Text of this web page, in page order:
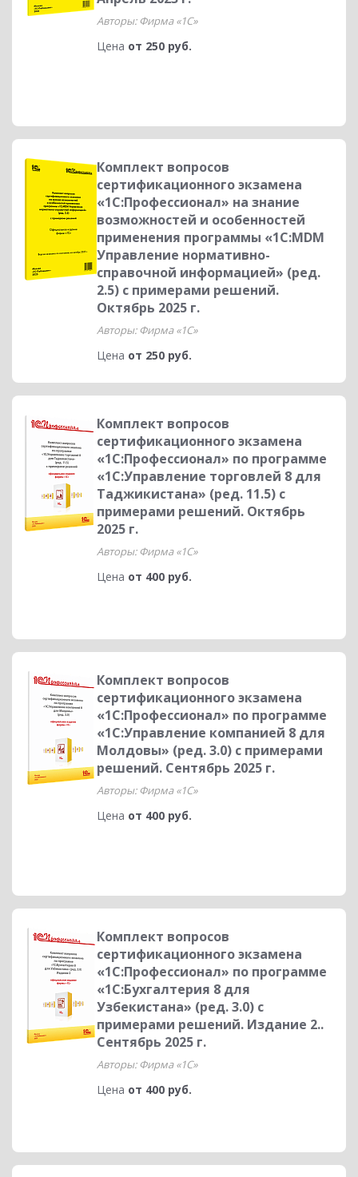
Авторы: Фирма «1С»
Цена от 250 руб.
Комплект вопросов
сертификационного экзамена
«1С:Профессионал» на знание
возможностей и особенностей
применения программы «1С:MDM
Управление нормативно-
справочной информацией» (ред.
2.5) с примерами решений.
Октябрь 2025 г.
Авторы: Фирма «1С»
Цена от 250 руб.
Комплект вопросов
сертификационного экзамена
«1С:Профессионал» по программе
«1С:Управление торговлей 8 для
Таджикистана» (ред. 11.5) с
примерами решений. Октябрь
2025 г.
Авторы: Фирма «1С»
Цена от 400 руб.
Комплект вопросов
сертификационного экзамена
«1С:Профессионал» по программе
«1С:Управление компанией 8 для
Молдовы» (ред. 3.0) с примерами
решений. Сентябрь 2025 г.
Авторы: Фирма «1С»
Цена от 400 руб.
Комплект вопросов
сертификационного экзамена
«1С:Профессионал» по программе
«1С:Бухгалтерия 8 для
Узбекистана» (ред. 3.0) с
примерами решений. Издание 2..
Сентябрь 2025 г.
Авторы: Фирма «1С»
Цена от 400 руб.